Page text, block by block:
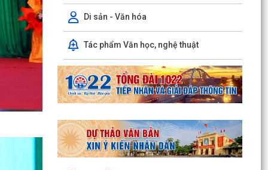
Di sản - Văn hóa
Tác phẩm Văn học, nghệ thuật
50/2026/NĐ-CP ngày 31/01/2026 của Chính
phủ theo...
Công văn 2843 về việc triển khai thực hiện Quyết
định số 2843/QĐ-UBND ngày 23/7/2026 của Uỷ
ban...
Triển khai, thực hiện ý kiến chỉ đạo của Ban
TB/TU, ngày...
Công khai bán đấu giá tài sản Quyền sử dụng